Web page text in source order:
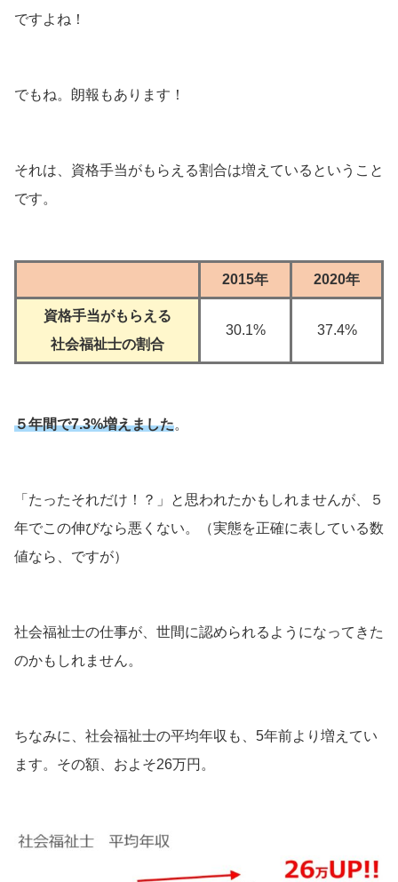
ですよね！
でもね。朗報もあります！
それは、資格手当がもらえる割合は増えているということ
です。
2015年 2020年
資格手当がもらえる
社会福祉士の割合
30.1% 37.4%
５年間で7.3%増えました。
「たったそれだけ！？」と思われたかもしれませんが、５
年でこの伸びなら悪くない。（実態を正確に表している数
値なら、ですが）
社会福祉士の仕事が、世間に認められるようになってきた
のかもしれません。
ちなみに、社会福祉士の平均年収も、5年前より増えてい
ます。その額、およそ26万円。